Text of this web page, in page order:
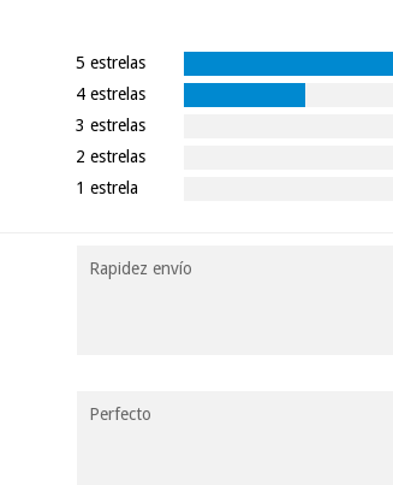
5 estrelas
4 estrelas
3 estrelas
2 estrelas
1 estrela
Rapidez envío
Perfecto